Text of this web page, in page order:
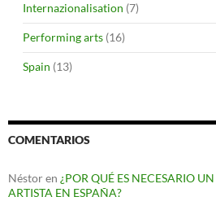
Internazionalisation (7)
Performing arts (16)
Spain (13)
COMENTARIOS
Néstoren ¿POR QUÉ ES NECESARIO
ARTISTA EN ESPAÑA?